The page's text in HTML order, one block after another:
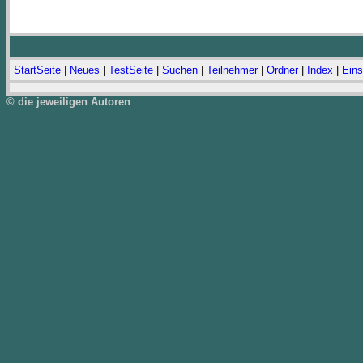
StartSeite Neues TestSeite Suchen Teilnehmer| Ordner| Index
© die jeweiligen Autoren